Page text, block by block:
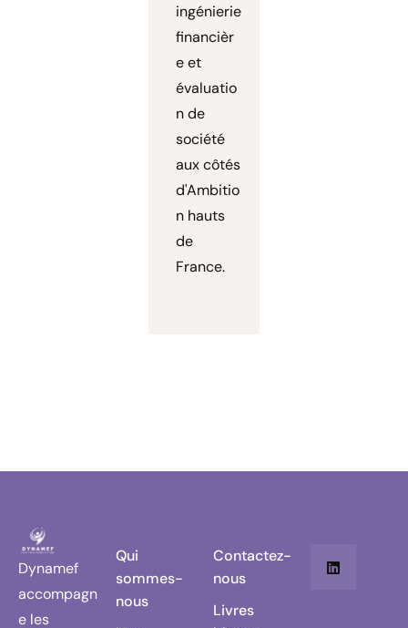
ingénierie
financièr
e et
évaluatio
n de
société
aux côtés
d'Ambitio
n hauts
de
France.
Dynamef
accompagn
e les
Qui
sommes-
nous
Contactez-
nous
Livres